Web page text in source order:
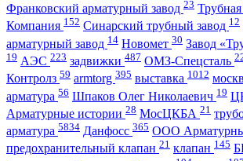
Франковский арматурный завод 23
Компания 152 Синарский трубный завод 12
арматурный завод 14 Новомет 30 Завод
19 АЭС 223 задвижки 487 ОМЗ-Спецсталь
Контролз 59 armtorg 395 выставка 1012
арматура 56 Шпаков Олег Николаевич 19
Арматурные истории 28 МосЦКБА 21
арматура 5834 Данфосс 365 ООО
предохранительный клапан 21 клапан 145